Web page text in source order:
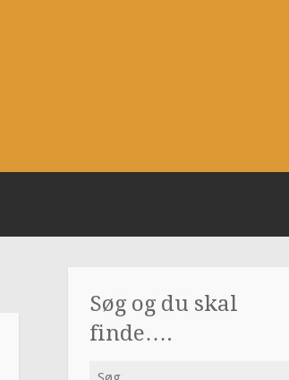
Søg og du skal
finde….
Søg